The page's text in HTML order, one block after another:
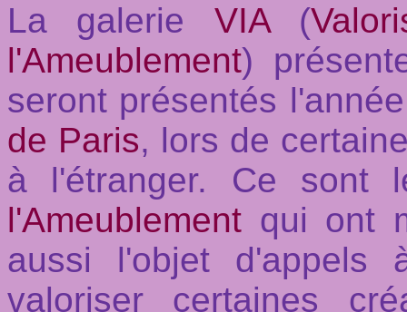
La galerie VIA(
l'Ameublement)
seront présentés
de Paris, lors de
à l'étranger. Ce sont
l'Ameublement qui ont
aussi l'objet d'appels
valoriser certaines